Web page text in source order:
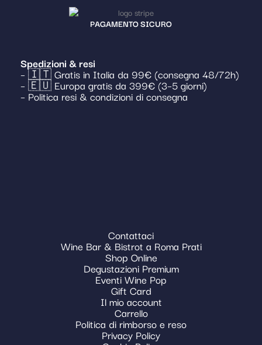
PAGAMENTO SICURO
Spedizioni & resi
– 🇮🇹 Gratis in Italia da 99€ (consegna 48/72h)
– 🇪🇺 Europa gratis da 399€ (3–5 giorni)
– Politica resi & condizioni di consegna
Contattaci
Wine Bar & Bistrot a Roma Prati
Shop Online
Degustazioni Premium
Eventi Wine Pop
Gift Card
Il mio account
Carrello
Politica di rimborso e reso
Privacy Policy